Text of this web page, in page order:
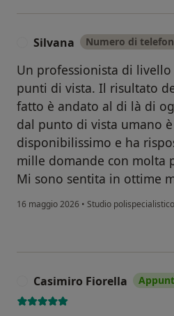
Silvana Numero di
Un professionista di
punti di vista. Il risultato
fatto è andato al di là di
dal punto di vista umano
disponibilissimo e ha
mille domande con molta
Mi sono sentita in ottime
16 maggio 2026 • Studio polispecialistico
Casimiro Fiorella